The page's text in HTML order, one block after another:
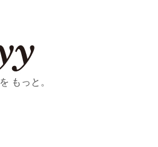
もっと。